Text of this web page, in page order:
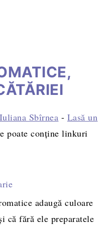
Iuliana Sbîrnea - Lasă un
poate conține linkuri
adaugă culoare
că fără ele preparatele